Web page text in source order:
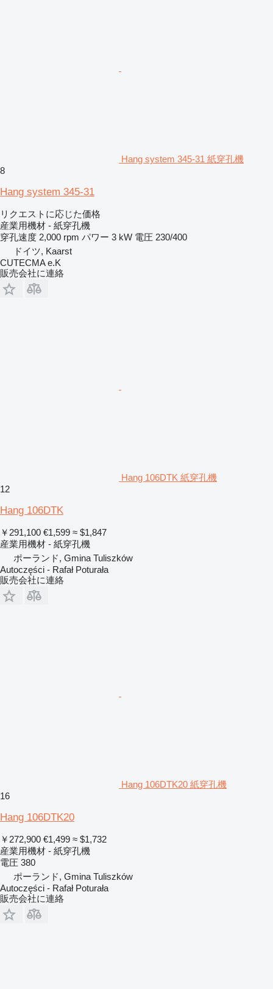
Hang system 345-31 紙穿孔機
8
Hang system 345-31
リクエストに応じた価格
産業用機材 - 紙穿孔機
穿孔速度 2,000 rpm パワー 3 kW 電圧 230/400
ドイツ, Kaarst
CUTECMA e.K
販売会社に連絡
Hang 106DTK 紙穿孔機
12
Hang 106DTK
￥291,100 €1,599 ≈ $1,847
産業用機材 - 紙穿孔機
ポーランド, Gmina Tuliszków
Autoczęści - Rafał Poturała
販売会社に連絡
Hang 106DTK20 紙穿孔機
16
Hang 106DTK20
￥272,900 €1,499 ≈ $1,732
産業用機材 - 紙穿孔機
電圧 380
ポーランド, Gmina Tuliszków
Autoczęści - Rafał Poturała
販売会社に連絡